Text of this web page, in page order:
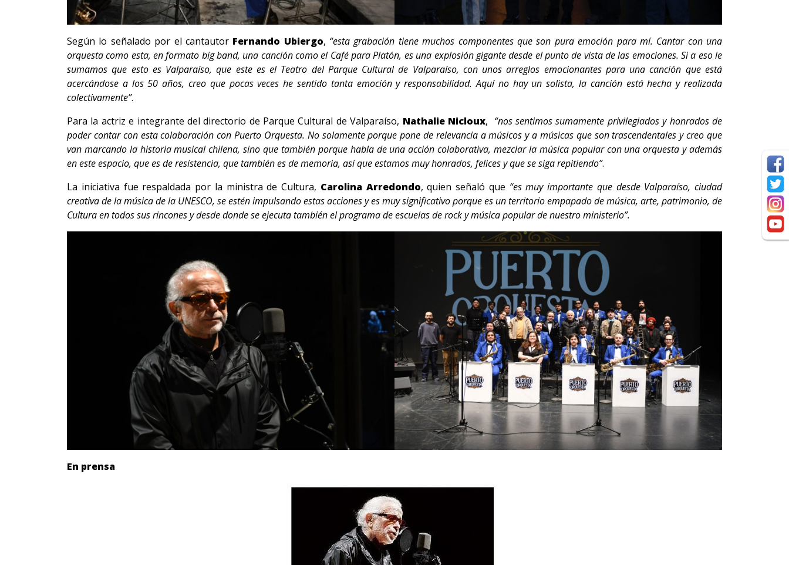
Según lo señalado por el cantautor Fernando Ubiergo, “esta grabación tiene muchos componentes que son pura emoción para mí. Cantar con una
orquesta como esta, en formato big band, una canción como el Café para Platón, es una explosión gigante desde el punto de vista de las emociones. Si a eso le
sumamos que esto es Valparaíso, que este es el Teatro del Parque Cultural de Valparaíso, con unos arreglos emocionantes para una canción que está
acercándose a los 50 años, creo que pocas veces he sentido tanta emoción y responsabilidad. Aquí no hay un solista, la canción está hecha y realizada
colectivamente”.
Para la actriz e integrante del directorio de Parque Cultural de Valparaíso, Nathalie Nicloux, “nos sentimos sumamente privilegiados y honrados de
poder contar con esta colaboración con Puerto Orquesta. No solamente porque pone de relevancia a músicos y a músicas que son trascendentales y creo que
van marcando la historia musical chilena, sino que también porque habla de una acción colaborativa, mezclar la música popular con una orquesta y además
en este espacio, que es de resistencia, que también es de memoria, así que estamos muy honrados, felices y que se siga repitiendo”.
La iniciativa fue respaldada por la ministra de Cultura, Carolina Arredondo, quien señaló que “es muy importante que desde Valparaíso, ciudad
creativa de la música de la UNESCO, se estén impulsando estas acciones y es muy significativo porque es un territorio empapado de música, arte, patrimonio, de
Cultura en todos sus rincones y desde donde se ejecuta también el programa de escuelas de rock y música popular de nuestro ministerio”.
En prensa